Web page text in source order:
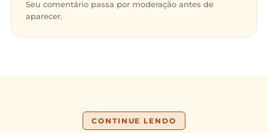
Seu comentário passa por moderação antes de
aparecer.
CONTINUE LENDO